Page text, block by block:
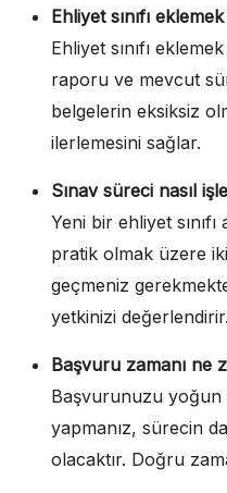
Ehliyet sınıfı
Ehliyet sınıfı
raporu ve mevcut
belgelerin eksiksiz
ilerlemesini sağlar.
Sınav süreci nasıl
Yeni bir ehliyet
pratik olmak üzere
geçmeniz
yetkinizi değerlendirir.
Başvuru zamanı ne
Başvurunuzu yoğun
yapmanız, sürecin
olacaktır. Doğru